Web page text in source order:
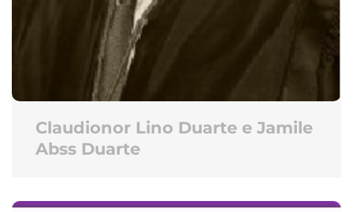
Claudionor Lino Duarte e Jamile
Abss Duarte